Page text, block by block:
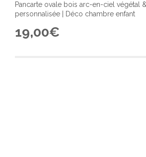
Pancarte ovale bois arc-en-ciel végétal
personnalisée | Déco chambre enfant
19,00€